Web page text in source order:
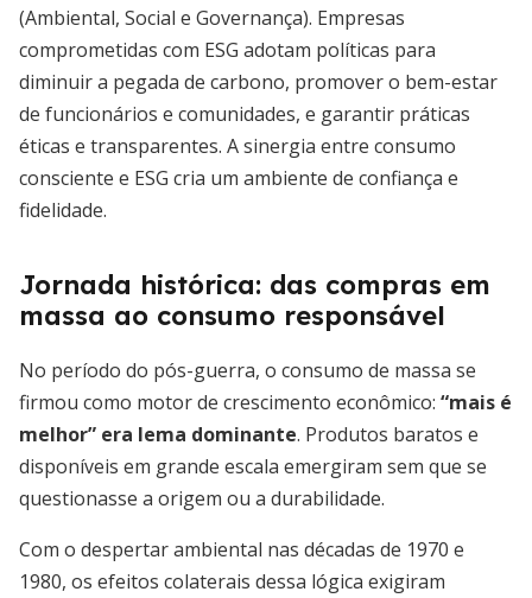
(Ambiental, Social e Governança). Empresas
comprometidas com ESG adotam políticas para
diminuir a pegada de carbono, promover o bem-estar
de funcionários e comunidades, e garantir práticas
éticas e transparentes. A sinergia entre consumo
consciente e ESG cria um ambiente de confiança e
fidelidade.
Jornada histórica: das compras em
massa ao consumo responsável
No período do pós-guerra, o consumo de massa se
firmou como motor de crescimento econômico: “mais é
melhor” era lema dominante. Produtos baratos e
disponíveis em grande escala emergiram sem que se
questionasse a origem ou a durabilidade.
Com o despertar ambiental nas décadas de 1970 e
1980, os efeitos colaterais dessa lógica exigiram